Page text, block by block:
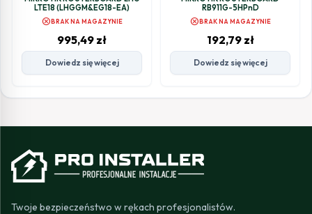
LTE18 (LHGGM&EG18-EA)
cancelBRAK NA MAGAZYNIE
995,49 zł
Dowiedz się więcej
RB911G-5HPnD
cancelBRAK NA MAGAZYNIE
192,79 zł
Dowiedz się więcej
Twoje bezpieczeństwo w rękach profesjonalistów.